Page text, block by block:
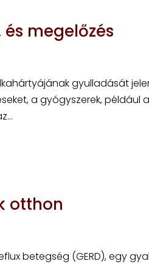
megelőzés
gyulladását
a gyógyszerek, például
otthon
betegség (GERD), egy